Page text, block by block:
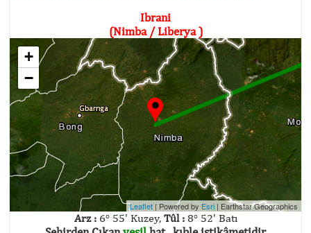
Ibrani
(Nimba / Liberya )
+
−
Leaflet | Powered by Esri | Earthstar Geographics
Arz :6° 55' Kuzey, Tûl :8° 52' Batı